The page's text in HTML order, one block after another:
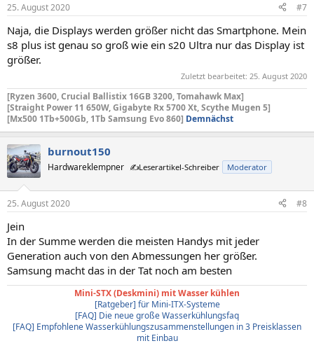
25. August 2020 #7
Naja, die Displays werden größer nicht das Smartphone. Mein
s8 plus ist genau so groß wie ein s20 Ultra nur das Display ist
größer.
Zuletzt bearbeitet: 25. August 2020
[Ryzen 3600, Crucial Ballistix 16GB 3200, Tomahawk Max]
[Straight Power 11 650W, Gigabyte Rx 5700 Xt,Scythe Mugen 5]
[Mx500 1Tb+500Gb, 1Tb Samsung Evo 860] Demnächst
burnout150
Hardwareklempner ✍️Leserartikel-Schreiber Moderator
25. August 2020 #8
Jein
In der Summe werden die meisten Handys mit jeder
Generation auch von den Abmessungen her größer.
Samsung macht das in der Tat noch am besten
Mini-STX (Deskmini) mit Wasser kühlen
[Ratgeber] für Mini-ITX-Systeme
[FAQ] Die neue große Wasserkühlungsfaq
[FAQ] Empfohlene Wasserkühlungszusammenstellungen in 3 Preisklassen
mit Einbau